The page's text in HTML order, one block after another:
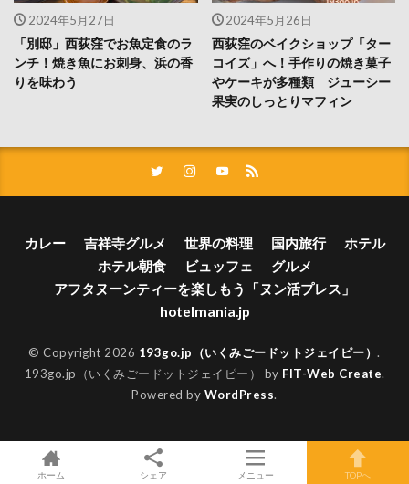
2024年5月27日
「別邸」西荻窪でお魚定食のラ
ンチ！焼き魚にお刺身、浜の香
りを味わう
2024年5月26日
西荻窪のベイクショップ「ター
コイズ」へ！手作りの焼き菓子
やケーキが多種類 ジューシー
果実のしっとりマフィン
カレー 吉祥寺グルメ 世界の料理 国内旅行
ホテル
ホテル朝食
ビュッフェ
グルメ
アフタヌーンティーを楽しもう「ヌン活プレス」
hotelmania.jp
© Copyright 2026 193go.jp（いくみごードットジェイピー）.
193go.jp（いくみごードットジェイピー） by FIT-Web Create.
Powered by WordPress.
ホーム シェア メニュー TOPへ